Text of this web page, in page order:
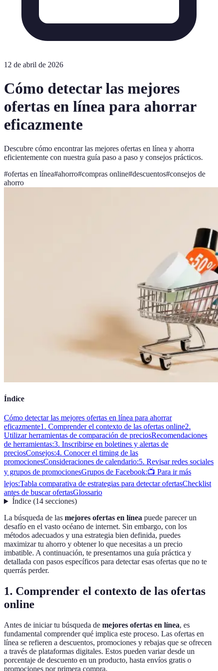
12 de abril de 2026
Cómo detectar las mejores
ofertas en línea para ahorrar
eficazmente
Descubre cómo encontrar las mejores ofertas en línea y ahorra
eficientemente con nuestra guía paso a paso y consejos prácticos.
#ofertas en línea#ahorro#compras online#descuentos#consejos de
ahorro
Índice
Cómo detectar las mejores ofertas en línea para ahorrar
eficazmente1. Comprender el contexto de las ofertas online2.
Utilizar herramientas de comparación de preciosRecomendaciones
de herramientas:3. Inscribirse en boletines y alertas de
preciosConsejos:4. Conocer el timing de las
promocionesConsideraciones de calendario:5. Revisar redes sociales
y grupos de promocionesGrupos de Facebook:📺 Para ir más
lejos:Tabla comparativa de estrategias para detectar ofertasChecklist
antes de buscar ofertasGlossario
Índice(14 secciones)
La búsqueda de las mejores ofertas en línea puede parecer un
desafío en el vasto océano de internet. Sin embargo, con los
métodos adecuados y una estrategia bien definida, puedes
maximizar tu ahorro y obtener lo que necesitas a un precio
imbatible. A continuación, te presentamos una guía práctica y
detallada con pasos específicos para detectar esas ofertas que no te
querrás perder.
1. Comprender el contexto de las ofertas
online
Antes de iniciar tu búsqueda de mejores ofertas en línea, es
fundamental comprender qué implica este proceso. Las ofertas en
línea se refieren a descuentos, promociones y rebajas que se ofrecen
a través de plataformas digitales. Estos pueden variar desde un
porcentaje de descuento en un producto, hasta envíos gratis o
promociones por primera compra.